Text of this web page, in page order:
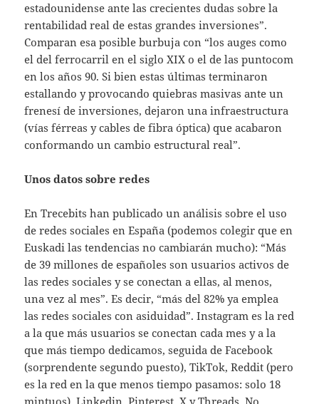
estadounidense ante las crecientes dudas sobre la
rentabilidad real de estas grandes inversiones”.
Comparan esa posible burbuja con “los auges como
el del ferrocarril en el siglo XIX o el de las puntocom
en los años 90. Si bien estas últimas terminaron
estallando y provocando quiebras masivas ante un
frenesí de inversiones, dejaron una infraestructura
(vías férreas y cables de fibra óptica) que acabaron
conformando un cambio estructural real”.
Unos datos sobre redes
En Trecebits han publicado un análisis sobre el uso
de redes sociales en España (podemos colegir que en
Euskadi las tendencias no cambiarán mucho): “Más
de 39 millones de españoles son usuarios activos de
las redes sociales y se conectan a ellas, al menos,
una vez al mes”. Es decir, “más del 82% ya emplea
las redes sociales con asiduidad”. Instagram es la red
a la que más usuarios se conectan cada mes y a la
que más tiempo dedicamos, seguida de Facebook
(sorprendente segundo puesto), TikTok, Reddit (pero
es la red en la que menos tiempo pasamos: solo 18